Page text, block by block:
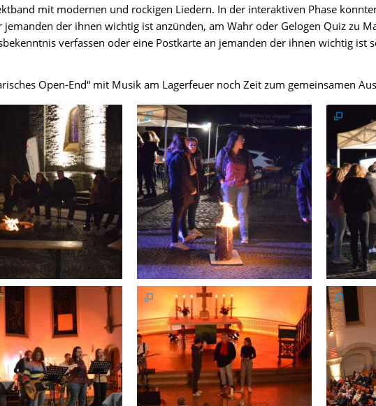
mit modernen und rockigen Liedern. In der interaktiven Phase
der ihnen wichtig ist anzünden, am Wahr oder Gelogen Quiz zu
verfassen oder eine Postkarte an jemanden der ihnen wichtig ist
Open-End“ mit Musik am Lagerfeuer noch Zeit zum gemeinsamen